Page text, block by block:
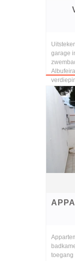
garage
hal, een
toegang